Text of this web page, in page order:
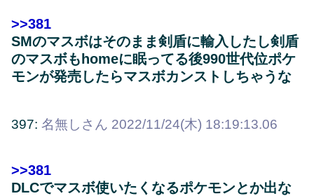
>>381
SMのマスボはそのまま剣盾に輸入したし剣盾
のマスボもhomeに眠ってる後990世代位ポケ
モンが発売したらマスボカンストしちゃうな
397: 名無しさん 2022/11/24(木) 18:19:13.06
>>381
DLCでマスボ使いたくなるポケモンとか出な